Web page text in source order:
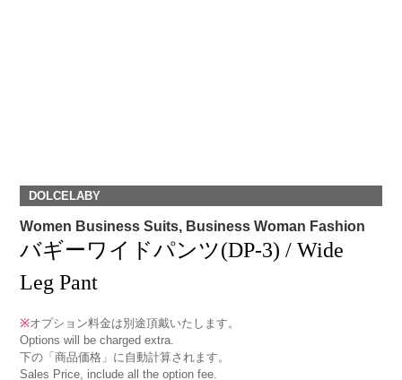
DOLCELABY
Women Business Suits, Business Woman Fashion
バギーワイドパンツ(DP-3) / Wide
Leg Pant
※オプション料金は別途頂戴いたします。
Options will be charged extra.
下の「商品価格」に自動計算されます。
Sales Price, include all the option fee.